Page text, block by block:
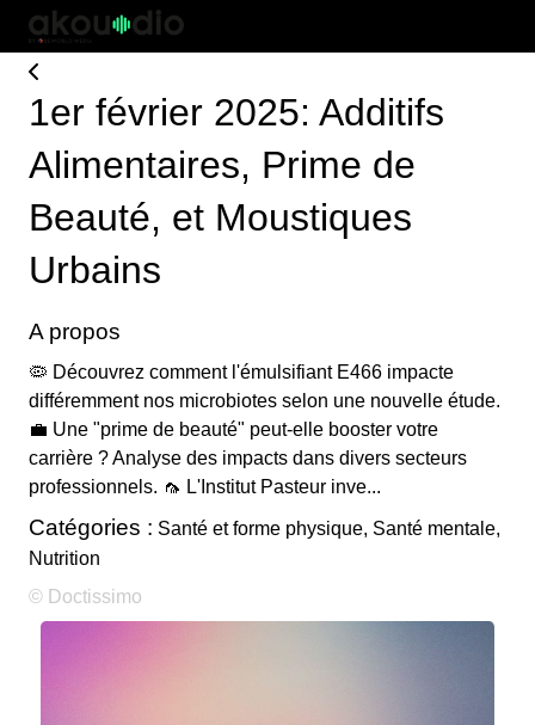
1er février 2025: Additifs
Alimentaires, Prime de
Beauté, et Moustiques
Urbains
A propos
🦠 Découvrez comment l'émulsifiant E466 impacte
différemment nos microbiotes selon une nouvelle étude.
💼 Une "prime de beauté" peut-elle booster votre
carrière ? Analyse des impacts dans divers secteurs
professionnels. 🦟 L'Institut Pasteur inve...
Catégories : Santé et forme physique, Santé mentale,
Nutrition
© Doctissimo